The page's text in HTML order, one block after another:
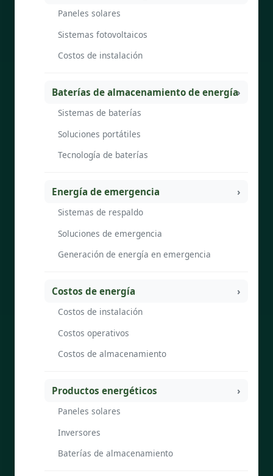
Paneles solares
Sistemas fotovoltaicos
Costos de instalación
Baterías de almacenamiento de energía
Sistemas de baterías
Soluciones portátiles
Tecnología de baterías
Energía de emergencia
Sistemas de respaldo
Soluciones de emergencia
Generación de energía en emergencia
Costos de energía
Costos de instalación
Costos operativos
Costos de almacenamiento
Productos energéticos
Paneles solares
Inversores
Baterías de almacenamiento